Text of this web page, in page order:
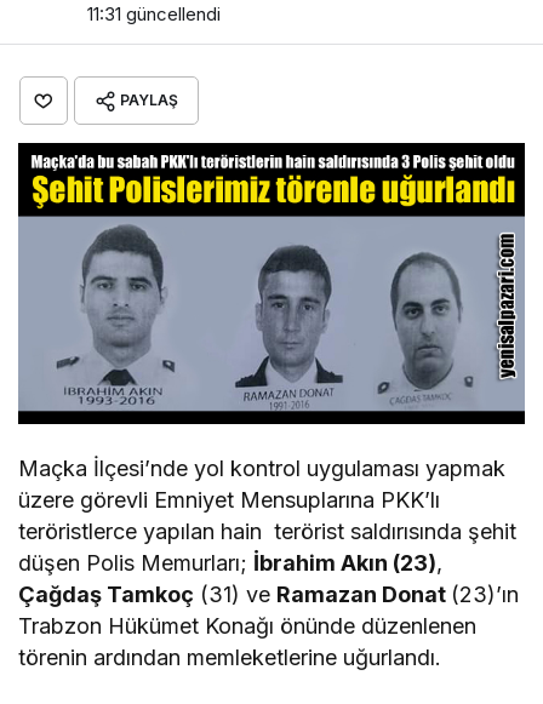
11:31 güncellendi
PAYLAŞ
Maçka İlçesi’nde yol kontrol uygulaması yapmak
üzere görevli Emniyet Mensuplarına PKK’lı
teröristlerce yapılan hain terörist saldırısında şehit
düşen Polis Memurları; İbrahim Akın (23),
Çağdaş Tamkoç (31) ve Ramazan Donat (23)’ın
Trabzon Hükümet Konağı önünde düzenlenen
törenin ardından memleketlerine uğurlandı.